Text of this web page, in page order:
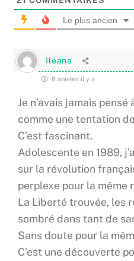
Le plus ancien
Ileana
6 années il y a
Je n’avais jamais
comme une tentation
C’est fascinant.
Adolescente en 1989,
sur la révolution
perplexe pour la même
La Liberté trouvée, les
sombré dans tant de
Sans doute pour la
C’est une découverte